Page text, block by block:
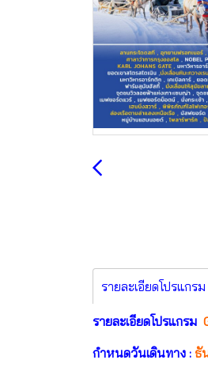
รายละเอียดโปรแกรม
รายละเอียดโปรแกรม
กำหนดวันเดินทาง : ธั